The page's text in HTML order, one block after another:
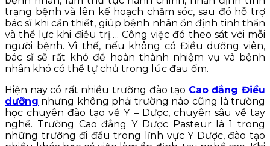
trạng bệnh và lên kế hoạch chăm sóc, sau đó hỗ trợ
bác sĩ khi cần thiết, giúp bệnh nhân ổn định tinh thần
và thể lực khi điều trị…. Công việc đó theo sát với mỗi
người bệnh. Vì thế, nếu không có Điều dưỡng viên,
bác sĩ sẽ rất khó để hoàn thành nhiệm vụ và bệnh
nhân khó có thể tự chủ trong lúc đau ốm.
Hiện nay có rất nhiều trường đào tạo Cao đẳng Điều
dưỡng nhưng không phải trường nào cũng là trường
học chuyên đào tạo về Y – Dược, chuyên sâu về tay
nghề. Trường Cao đẳng Y Dược Pasteur là 1 trong
những trường đi đầu trong lĩnh vực Y Dược, đào tạo